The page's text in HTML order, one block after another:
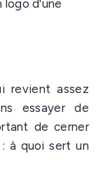
revient assez
essayer de
de cerner
à quoi sert un